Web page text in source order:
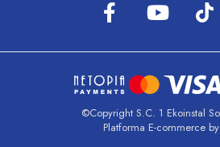
©Copyright S.C. 1 Ekoinstal
Platforma E-commerce